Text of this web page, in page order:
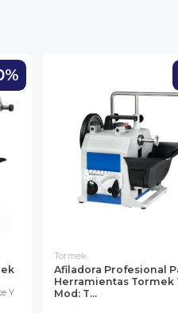
Y
Tormek
Afiladora Profesional
Herramientas Tormek
Mod: T...